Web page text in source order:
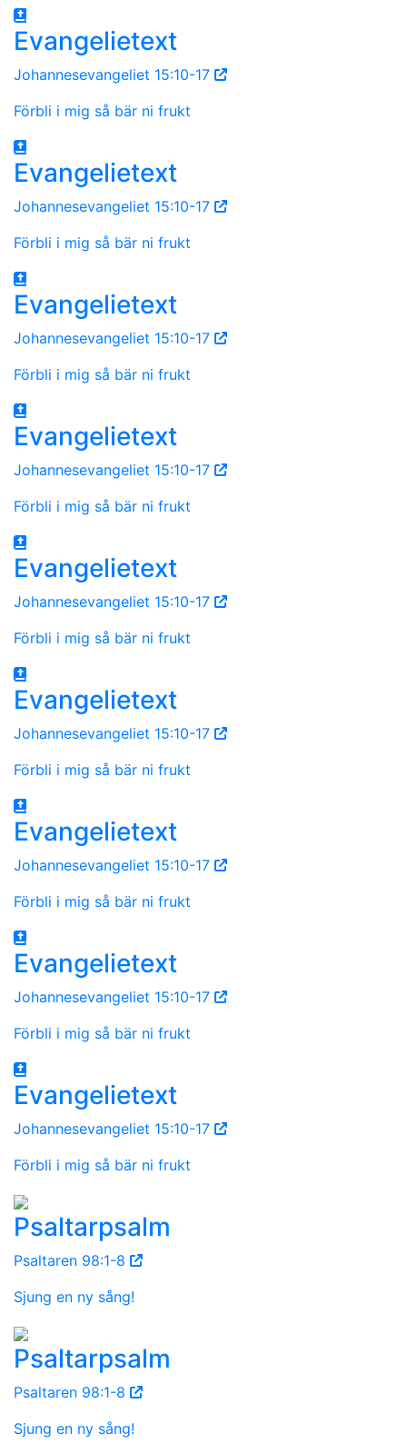
Evangelietext
Johannesevangeliet 15:10-17
Förbli i mig så bär ni frukt
Evangelietext
Johannesevangeliet 15:10-17
Förbli i mig så bär ni frukt
Evangelietext
Johannesevangeliet 15:10-17
Förbli i mig så bär ni frukt
Evangelietext
Johannesevangeliet 15:10-17
Förbli i mig så bär ni frukt
Evangelietext
Johannesevangeliet 15:10-17
Förbli i mig så bär ni frukt
Evangelietext
Johannesevangeliet 15:10-17
Förbli i mig så bär ni frukt
Evangelietext
Johannesevangeliet 15:10-17
Förbli i mig så bär ni frukt
Evangelietext
Johannesevangeliet 15:10-17
Förbli i mig så bär ni frukt
Evangelietext
Johannesevangeliet 15:10-17
Förbli i mig så bär ni frukt
Psaltarpsalm
Psaltaren 98:1-8
Sjung en ny sång!
Psaltarpsalm
Psaltaren 98:1-8
Sjung en ny sång!